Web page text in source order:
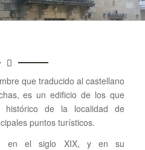
que traducido al castellano
es un edificio de los que
histórico de la localidad de
puntos turísticos.
en el siglo XIX, y en su